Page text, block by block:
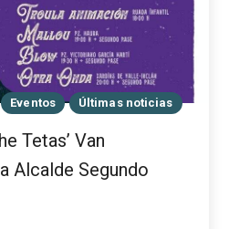
Eventos Últimas noticias
Tetas’ Van
Alcalde Segundo